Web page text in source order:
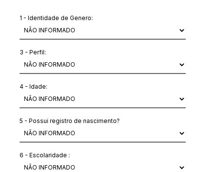
1 - Identidade de Genero:
3 - Perfil:
4 - Idade:
5 - Possui registro de nascimento?
6 - Escolaridade :